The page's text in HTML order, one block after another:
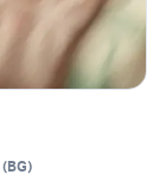
(BG)